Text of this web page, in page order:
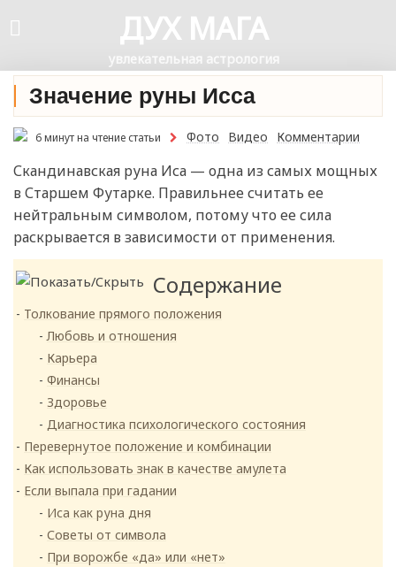
ДУХ МАГА
увлекательная астрология
Значение руны Исса
6 минут на чтение статьи Фото Видео Комментарии
Скандинавская руна Иса — одна из самых мощных
в Старшем Футарке. Правильнее считать ее
нейтральным символом, потому что ее сила
раскрывается в зависимости от применения.
Содержание
Толкование прямого положения
Любовь и отношения
Карьера
Финансы
Здоровье
Диагностика психологического состояния
Перевернутое положение и комбинации
Как использовать знак в качестве амулета
Если выпала при гадании
Иса как руна дня
Советы от символа
При ворожбе «да» или «нет»